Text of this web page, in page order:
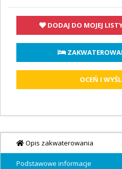
DODAJ DO MOJEJ
OCEŃ I
Opis zakwaterowania
Podstawowe informacje